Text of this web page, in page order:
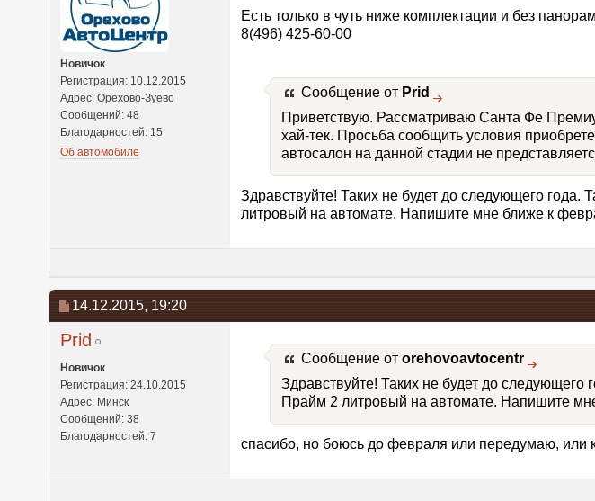
Новичок
Регистрация: 10.12.2015
Адрес: Орехово-Зуево
Сообщений: 48
Благодарностей: 15
Об автомобиле
Есть только в чуть ниже комплектации и без
8(496) 425-60-00
Сообщение от Prid
Приветствую. Рассматриваю Санта Фе
хай-тек. Просьба сообщить условия
автосалон на данной стадии не
Здравствуйте! Таких не будет до следующего года.
литровый на автомате. Напишите мне ближе к
14.12.2015, 19:20
Prid
Новичок
Регистрация: 24.10.2015
Адрес: Минск
Сообщений: 38
Благодарностей: 7
Сообщение от orehovoavtocentr
Здравствуйте! Таких не будет до следующего
Прайм 2 литровый на автомате. Напишите
спасибо, но боюсь до февраля или передумаю, или